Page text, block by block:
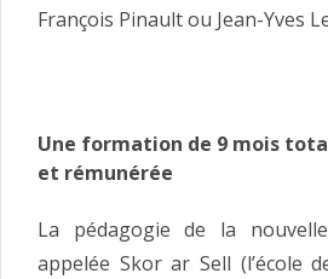
François Pinault ou Jean-Yves
Une formation de 9 mois
et rémunérée
La pédagogie de la
appelée Skor ar Sell (l’école